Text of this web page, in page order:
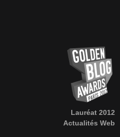
Lauréat 2012
Actualités Web